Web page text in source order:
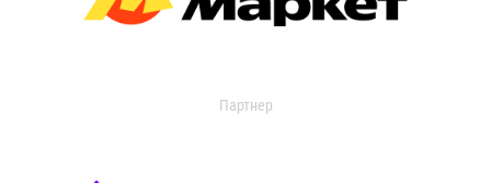
Партнер